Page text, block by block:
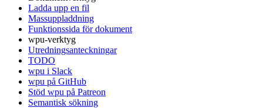
Ladda upp en fil
Massuppladdning
Funktionssida för dokument
wpu-verktyg
Utredningsanteckningar
TODO
wpu i Slack
wpu på GitHub
Stöd wpu på Patreon
Semantisk sökning